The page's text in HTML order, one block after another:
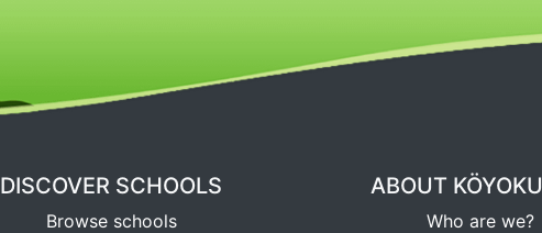
DISCOVER SCHOOLS
Browse schools
ABOUT
Who are we?